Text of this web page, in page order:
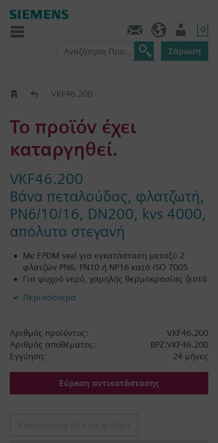
0
Σάρωση
Old2NewVKF46.200
Το προϊόν έχει
καταργηθεί.
VKF46.200
Βάνα πεταλούδας, φλατζωτή,
PN6/10/16, DN200, kvs 4000,
απόλυτα στεγανή
Με EPDM seal για εγκατάσταση μεταξύ 2
φλατζών PN6, PN10 ή NP16 κατά ISO 7005
Για ψυχρό νερό, χαμηλής θερμοκρασίας ζεστό
κλειστά ή ανοικτά κυκλώματα
SQL36E65..: Direct mounting
Περισσότερα
Αριθμός προϊόντος:
VKF46.200
Αριθμός αποθέματος:
BPZ:VKF46.200
Εγγύηση:
24 μήνες
Εύρεση αντικατάστασης